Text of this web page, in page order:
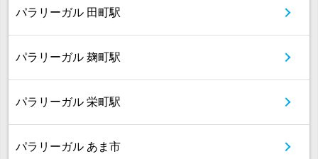
パラリーガル 田町駅
パラリーガル 麹町駅
パラリーガル 栄町駅
パラリーガル あま市